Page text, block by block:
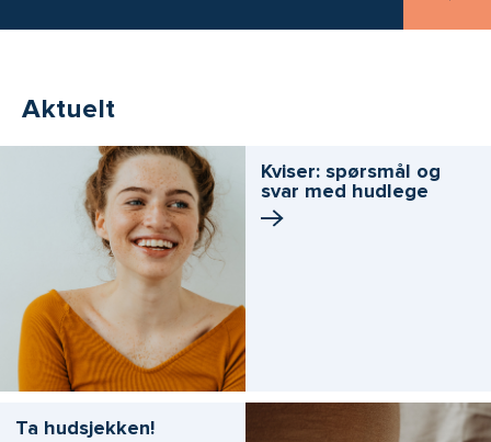
Aktuelt
Kviser: spørsmål og
svar med hudlege
Ta hudsjekken!